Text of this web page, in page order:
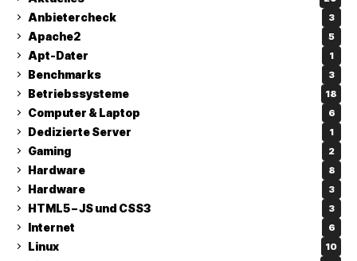
Anbietercheck 3
Apache2 5
Apt-Dater 1
Benchmarks 3
Betriebssysteme 18
Computer & Laptop 6
Dedizierte Server 1
Gaming 2
Hardware 8
Hardware 3
HTML5 – JS und CSS3 3
Internet 6
Linux 10